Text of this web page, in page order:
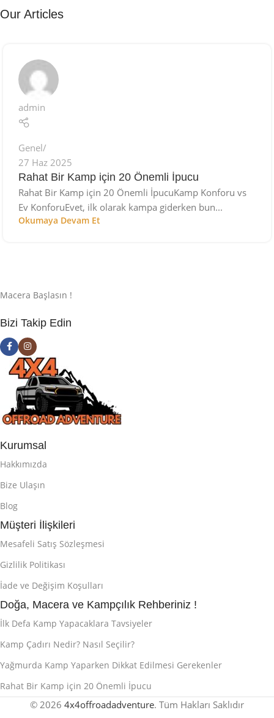
Our Articles
admin
Genel
27 Haz 2025
Rahat Bir Kamp için 20 Önemli İpucu
Rahat Bir Kamp için 20 Önemli İpucuKamp Konforu vs
Ev KonforuEvet, ilk olarak kampa giderken bun...
Okumaya Devam Et
Macera Başlasın !
Bizi Takip Edin
Kurumsal
Hakkımızda
Bize Ulaşın
Blog
Müşteri İlişkileri
Mesafeli Satış Sözleşmesi
Gizlilik Politikası
İade ve Değişim Koşulları
Doğa, Macera ve Kampçılık Rehberiniz !
İlk Defa Kamp Yapacaklara Tavsiyeler
Kamp Çadırı Nedir? Nasıl Seçilir?
Yağmurda Kamp Yaparken Dikkat Edilmesi Gerekenler
Rahat Bir Kamp için 20 Önemli İpucu
© 2026 4x4offroadadventure. Tüm Hakları Saklıdır